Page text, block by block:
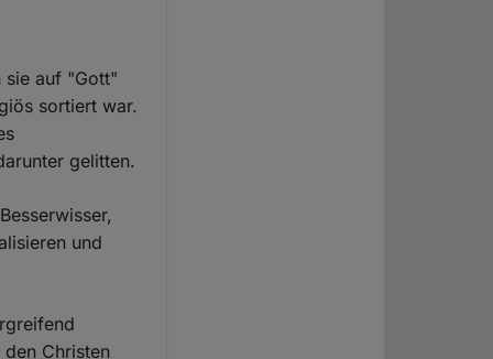
sie auf "Gott"
sortiert war.
gelitten.
und
Christen